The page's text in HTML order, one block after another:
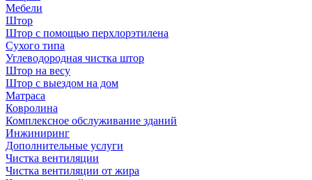
Мебели
Штор
Штор с помощью перхлорэтилена
Сухого типа
Углеводородная чистка штор
Штор на весу
Штор с выездом на дом
Матраса
Ковролина
Комплексное обслуживание зданий
Инжиниринг
Дополнительные услуги
Чистка вентиляции
Чистка вентиляции от жира